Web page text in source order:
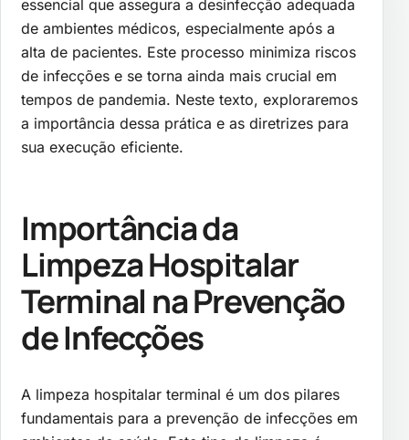
essencial que assegura a desinfecção adequada
de ambientes médicos, especialmente após a
alta de pacientes. Este processo minimiza riscos
de infecções e se torna ainda mais crucial em
tempos de pandemia. Neste texto, exploraremos
a importância dessa prática e as diretrizes para
sua execução eficiente.
Importância da
Limpeza Hospitalar
Terminal na Prevenção
de Infecções
A limpeza hospitalar terminal é um dos pilares
fundamentais para a prevenção de infecções em